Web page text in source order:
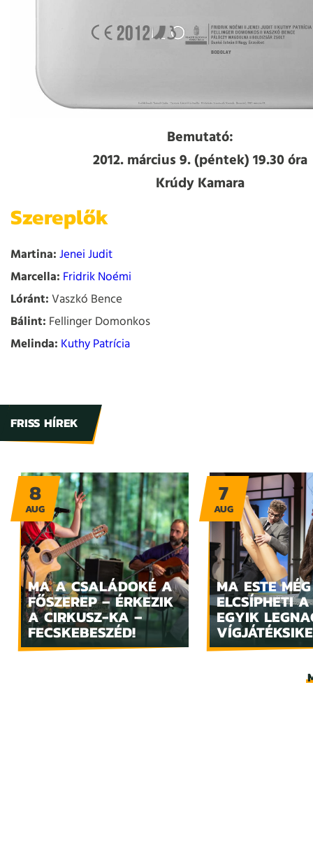
Bemutató:
2012. március 9. (péntek) 19.30 óra
Krúdy Kamara
Szereplők
Martina:Jenei Judit
Marcella: Fridrik Noémi
Lóránt:Vaszkó Bence
Bálint: Fellinger Domonkos
Melinda: Kuthy Patrícia
FRISS HÍREK
MA A CSALÁDOKÉ A
FŐSZEREP – ÉRKEZIK
A CIRKUSZ-KA –
FECSKEBESZÉD!
8
AUG
MA ESTE MÉG
ELCSÍPHETI
EGYIK
7
AUG